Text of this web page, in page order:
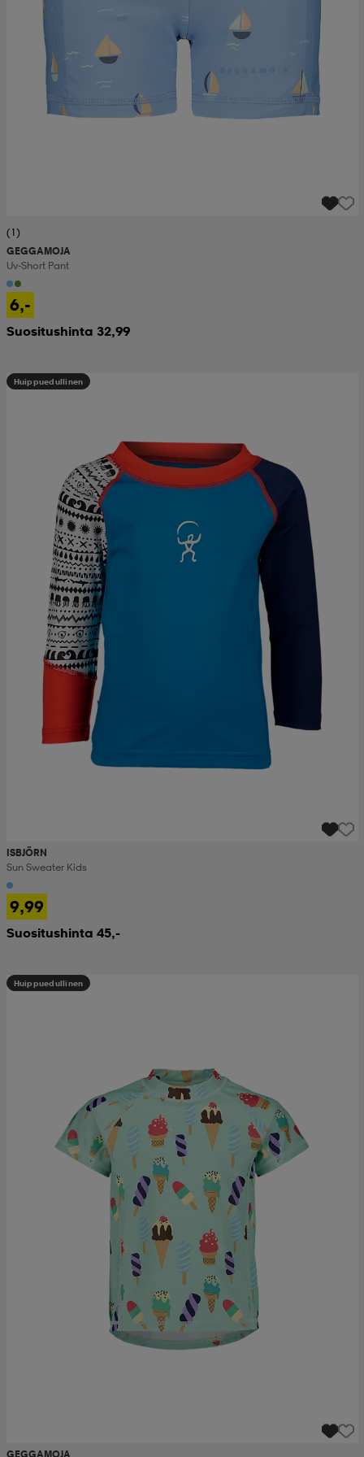
(1)
GEGGAMOJA
Uv-Short Pant
6,-
Suositushinta 32,99
Huippuedullinen
ISBJÖRN
Sun Sweater Kids
9,99
Suositushinta 45,-
Huippuedullinen
GEGGAMOJA